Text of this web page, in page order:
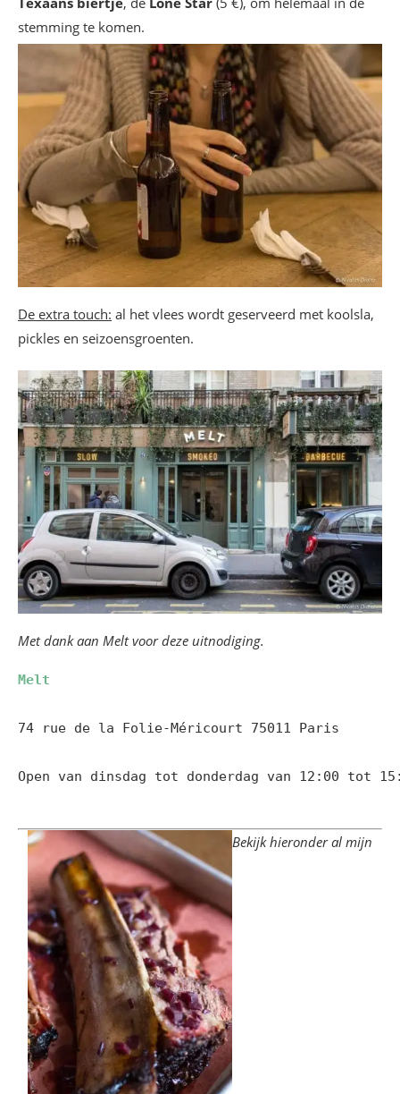
stemming te komen.
De extra touch: al het vlees wordt geserveerd met koolsla,
pickles en seizoensgroenten.
Met dank aan Melt voor deze uitnodiging.
Melt
74 rue de la Folie-Méricourt 75011 Paris
Open van dinsdag tot donderdag van 12:00
Bekijk hieronder al mijn